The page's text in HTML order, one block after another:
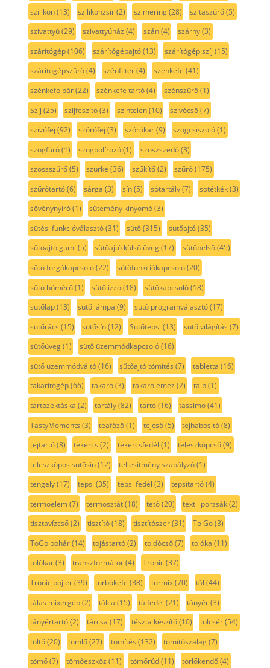
szilikon(13) szilikonzsír(2) szimering(28) szitaszűrő(5)
szivattyú(29) szivattyúház (4) szán(4) szárny(3)
szárítógép(106) szárítógépajtó(13) szárítógép szíj (15)
szárítógépszűrő(4) szénfilter(4) szénkefe (41)
szénkefe pár(22) szénkefe tartó(4) szénszűrő(1)
Szíj (25) szíjfeszítő(3) színtelen(10) szívócső(7)
szívófej (92) szórófej (3) szórókar(9) szögcsiszoló(1)
szögfúró(1) szögpolírozó(1) szöszszedő(3)
szöszszűrő(5) szürke (36) szűkítő(2) szűrő(175)
szűrőtartó(6) sárga (3) sín(5) sótartály(7) sötétkék(3)
sövénynyíró(1) sütemény kinyomó(3)
sütési funkcióválasztó(31) sütő(315) sütőajtó(35)
sütőajtó gumi (5) sütőajtó külső üveg(17) sütőbelső(45)
sütő forgókapcsoló(22) sütőfunkciókapcsoló(20)
sütő hőmérő(1) sütő izzó(18) sütőkapcsoló(18)
sütőlap(13) sütő lámpa (9) sütő programválasztó(17)
sütőrács (15) sütősín(12) Sütőtepsi (13) sütő világítás (7)
sütőüveg(1) sütő üzemmódkapcsoló(16)
sütő üzemmódváltó(16) sűtőajtó tömítés (7) tabletta (16)
takarítógép(66) takaró(3) takarólemez (2) talp(1)
tartozéktáska (2) tartály(82) tartó(16) tassimo(41)
TastyMoments (3) teafőző(1) tejcső(5) tejhabosító(8)
tejtartó(8) tekercs (2) tekercsfedél (1) teleszkópcső(9)
teleszkópos sütősín(12) teljesítmény szabályzó(1)
tengely(17) tepsi (35) tepsi fedél (3) tepsitartó(4)
termoelem(7) termosztát(18) tető(20) textil porzsák(2)
tisztavízcső(2) tisztító(18) tisztítószer(31) To Go(3)
ToGo pohár(14) tojástartó(2) toldócső(7) tolóka (11)
tolókar(3) transzformátor(4) Tronic(37)
Tronic bojler(39) turbókefe (38) turmix(70) tál (44)
tálas mixergép(2) tálca (15) tálfedél (21) tányér(3)
tányértartó(2) tárcsa (17) tészta készítő(10) tölcsér(54)
töltő(20) tömlő(27) tömítés (132) tömítőszalag(7)
tömő(7) tömőeszköz (11) tömőrúd(11) törlőkendő(4)